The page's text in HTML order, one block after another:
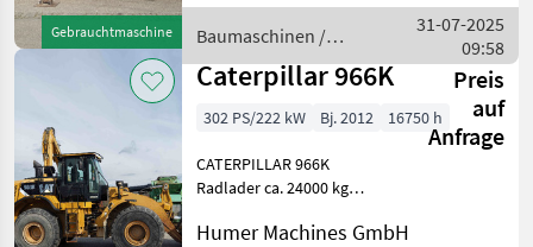
Gebrauchtmaschine
Hydraulische Hubkabine K
Baumaschinen /
Caterpillar
31-07-2025
09:58
Caterpillar 966K
Preis
auf
Anfrage
302 PS/222 kW Bj. 2012 16750 h
CATERPILLAR 966K
Radlader ca. 24000 kg
Betriebsstunden 6-
Humer Machines GmbH